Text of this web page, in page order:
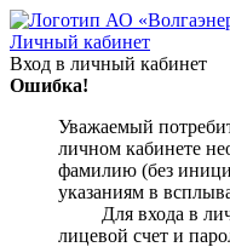
Личный кабинет
Вход в личный кабинет
Ошибка!
Уважаемый
личном кабинете
фамилию (без
указаниям
Для входа в
лицевой